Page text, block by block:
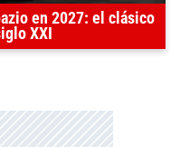
en 2027: el clásico
XXI